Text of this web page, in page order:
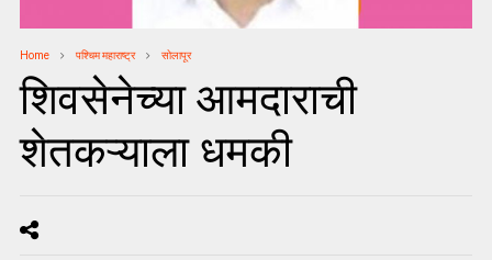
Home पश्चिम महाराष्ट्र सोलापूर
शिवसेनेच्या आमदाराची
शेतकऱ्याला धमकी